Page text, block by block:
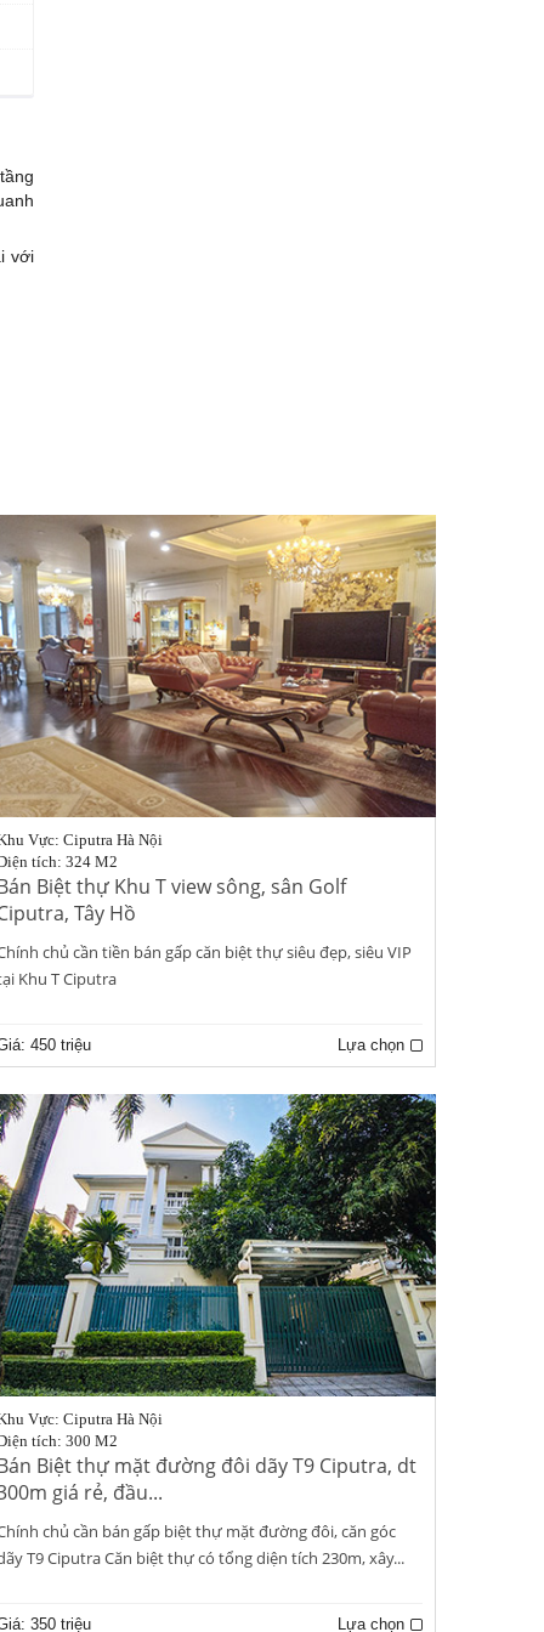
với
Vực: Ciputra Hà Nội
tích: 324 M2
Biệt thự Khu T view sông, sân Golf
Tây Hồ
chủ cần tiền bán gấp căn biệt thự siêu đẹp, siêu VIP
Khu T Ciputra
450 triệu Lựa chọn
Vực: Ciputra Hà Nội
tích: 300 M2
Biệt thự mặt đường đôi dãy T9 Ciputra, dt
giá rẻ, đầu...
chủ cần bán gấp biệt thự mặt đường đôi, căn góc
T9 Ciputra Căn biệt thự có tổng diện tích 230m, xây...
350 triệu Lựa chọn